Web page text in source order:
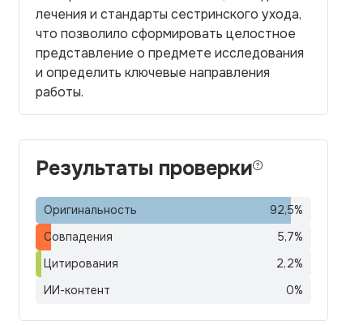
лечения и стандарты сестринского ухода,
что позволило сформировать целостное
представление о предмете исследования
и определить ключевые направления
работы.
Результаты проверки
Оригинальность 92,5%
Совпадения
5,7%
Цитирования
2,2%
ИИ-контент
0%